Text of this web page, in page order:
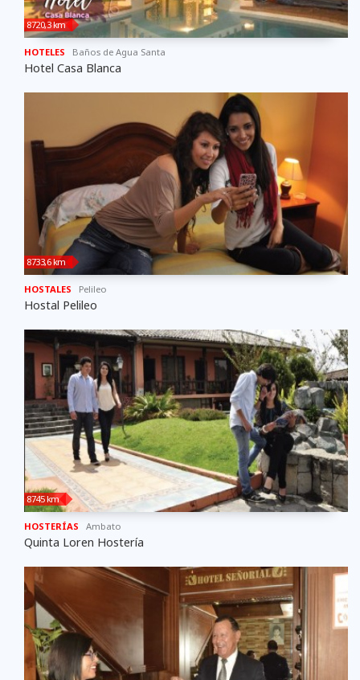
8720,3 km
HOTELES Baños de Agua Santa
Hotel Casa Blanca
8733,6 km
HOSTALES Pelileo
Hostal Pelileo
8745 km
HOSTERÍAS Ambato
Quinta Loren Hostería